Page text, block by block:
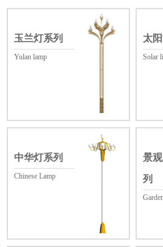
玉兰灯系列
Yulan lamp
太
Solar
中华灯系列
Chinese Lamp
景
列